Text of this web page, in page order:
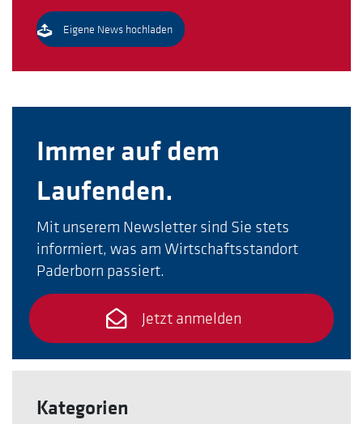
Eigene News hochladen
Immer auf dem
Laufenden.
Mit unserem Newsletter sind Sie stets
informiert, was am Wirtschaftsstandort
Paderborn passiert.
Jetzt anmelden
Kategorien